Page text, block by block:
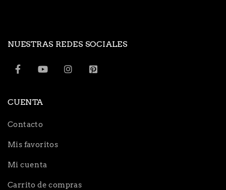
NUESTRAS REDES SOCIALES
CUENTA
Contacto
Mis favoritos
Mi cuenta
Carrito de compras